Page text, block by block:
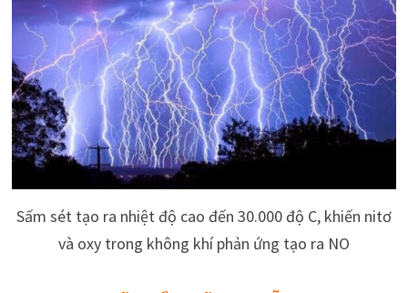
Sấm sét tạo ra nhiệt độ cao đến 30.000 độ C, khiến nitơ
và oxy trong không khí phản ứng tạo ra NO